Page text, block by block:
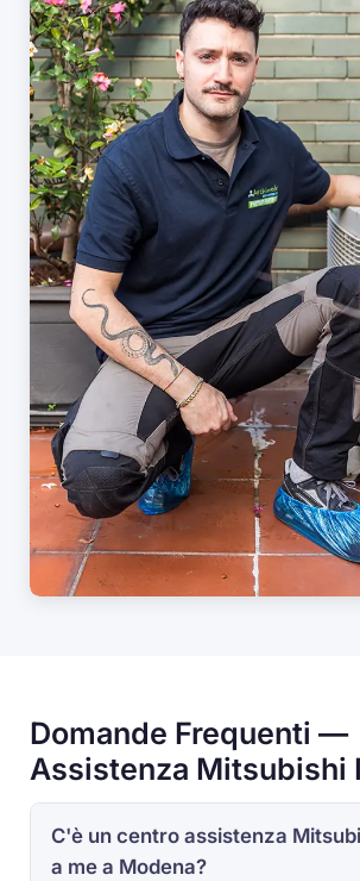
Domande Frequenti —
Assistenza Mitsubishi
C'è un centro assistenza
a me a Modena?